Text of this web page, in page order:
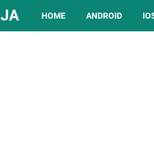
HOME ANDROID